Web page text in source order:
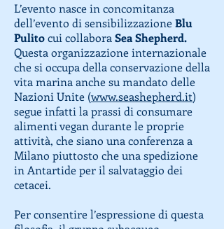
L’evento nasce in concomitanza
dell’evento di sensibilizzazioneBlu
Pulitocui collabora Sea Shepherd.
Questa organizzazione internazionale
che si occupa della conservazione della
vita marina anche su mandato delle
Nazioni Unite (www.seashepherd.it)
segue infatti la prassi di consumare
alimenti vegan durante le proprie
attività, che siano una conferenza a
Milano piuttosto che una spedizione
in Antartide per il salvataggio dei
cetacei.
Per consentire l’espressione di questa